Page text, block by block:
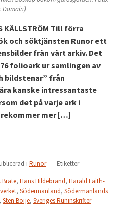
Domain)
KÄLLSTRÖM Till förra
och söktjänsten Runor ett
från vårt arkiv. Det
folioark ur samlingen av
bildstenar” från
kanske intressantaste
det på varje ark i
mer […]
i Runor
- Etiketter
Brate, Hans Hildebrand, Harald Faith-
, Södermanland, Södermanlands
Sten Boije, Sveriges Runinskrifter